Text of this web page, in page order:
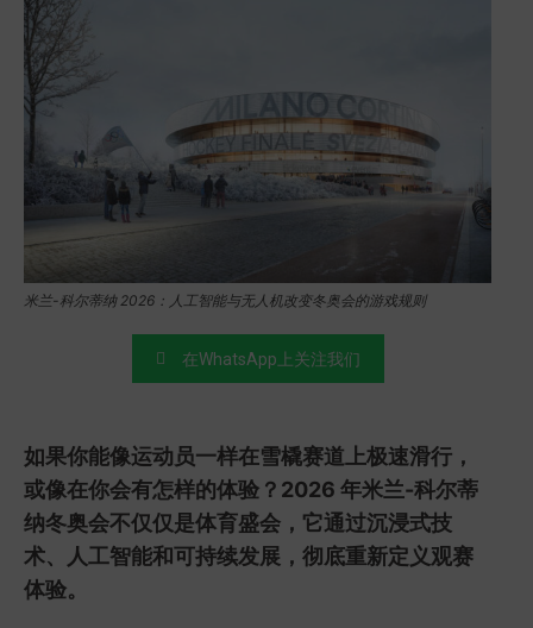
米兰-科尔蒂纳 2026：人工智能与无人机改变冬奥会的游戏规则
在WhatsApp上关注我们
如果你能像运动员一样在雪橇赛道上极速滑行，
或像在你会有怎样的体验？2026 年米兰-科尔蒂
纳冬奥会不仅仅是体育盛会，它通过沉浸式技
术、人工智能和可持续发展，彻底重新定义观赛
体验。